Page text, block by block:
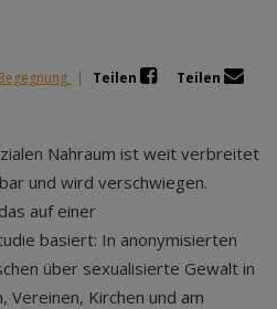
| Teilen
Teilen
Nahraum ist weit verbreitet
und wird verschwiegen.
auf einer
basiert: In anonymisierten
über sexualisierte Gewalt in
Vereinen, Kirchen und am